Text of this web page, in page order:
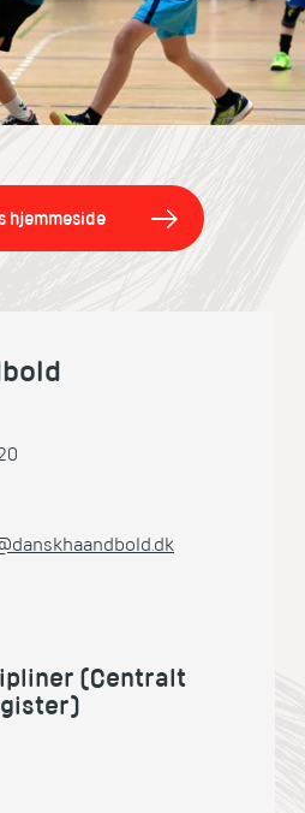
hjemmeside
(Centralt